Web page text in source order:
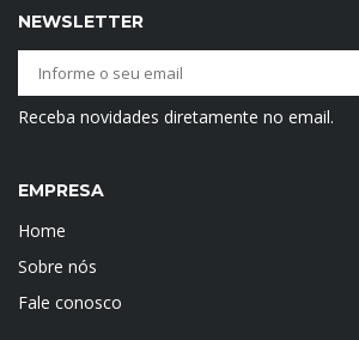
NEWSLETTER
Receba novidades diretamente no email.
EMPRESA
Home
Sobre nós
Fale conosco